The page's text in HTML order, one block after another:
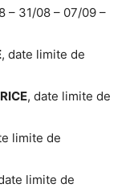
– 31/08 – 07/09 –
, date limite de
, date limite de
limite de
limite de